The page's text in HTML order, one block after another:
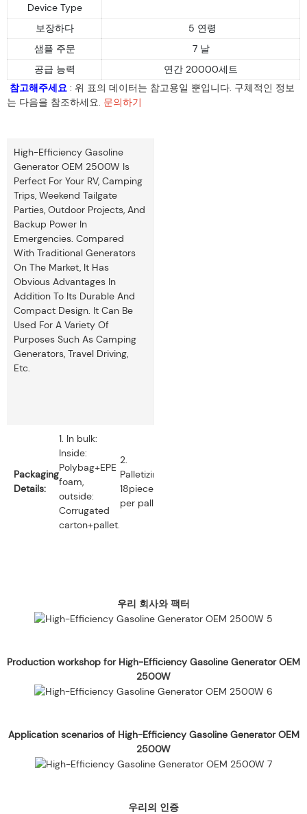
Device Type
보장하다
5 연령
샘플 주문
7 날
공급 능력
연간 20000세트
참고해주세요 : 위 표의 데이터는 참고용일 뿐입니다. 구체적인 정보
는 다음을 참조하세요. 문의하기
High-Efficiency Gasoline
Generator OEM 2500W Is
Perfect For Your RV, Camping
Trips, Weekend Tailgate
Parties, Outdoor Projects, And
Backup Power In
Emergencies. Compared
With Traditional Generators
On The Market, It Has
Obvious Advantages In
Addition To Its Durable And
Compact Design. It Can Be
Used For A Variety Of
Purposes Such As Camping
Generators, Travel Driving,
Etc.
Packaging
Details:
1. In bulk:
Inside:
Polybag+EPE
foam,
outside:
Corrugated
carton+pallet.
2.
Palletizing:
18pieces
per pallet.
우리 회사와 팩터
Production workshop for High-Efficiency Gasoline Generator OEM
2500W
Application scenarios of High-Efficiency Gasoline Generator OEM
2500W
우리의 인증